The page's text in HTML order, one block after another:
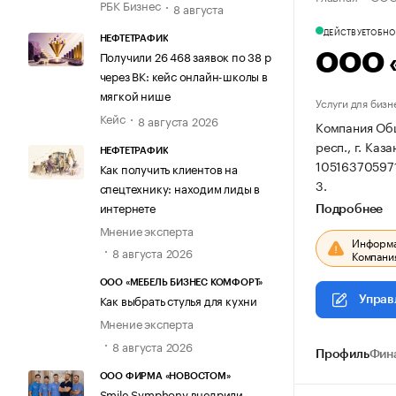
РБК Бизнес 8 августа
НЕФТЕТРАФИК
Получили 26 468 заявок по 38 р
через ВК: кейс онлайн-школы в
мягкой нише
Кейс
8 августа 2026
НЕФТЕТРАФИК
Как получить клиентов на
спецтехнику: находим лиды в
интернете
Мнение эксперта
8 августа 2026
ООО «МЕБЕЛЬ БИЗНЕС КОМФОРТ»
Как выбрать стулья для кухни
Мнение эксперта
8 августа 2026
ООО ФИРМА «НОВОСТОМ»
ДЕЙСТВУЕТ
ООО
Услуги для
Компания
респ., г.
3.
Подробнее
Профиль